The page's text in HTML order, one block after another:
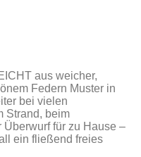
aus weicher,
Federn Muster in
bei vielen
Strand, beim
für zu Hause –
ein fließend freies